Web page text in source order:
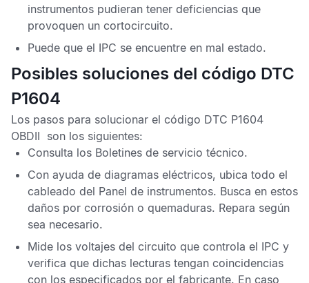
instrumentos pudieran tener deficiencias que
provoquen un cortocircuito.
Puede que el IPC se encuentre en mal estado.
Posibles soluciones del código DTC
P1604
Los pasos para solucionar el código DTC P1604
OBDII son los siguientes:
Consulta los Boletines de servicio técnico.
Con ayuda de diagramas eléctricos, ubica todo el
cableado del Panel de instrumentos. Busca en estos
daños por corrosión o quemaduras. Repara según
sea necesario.
Mide los voltajes del circuito que controla el IPC y
verifica que dichas lecturas tengan coincidencias
con los especificados por el fabricante. En caso